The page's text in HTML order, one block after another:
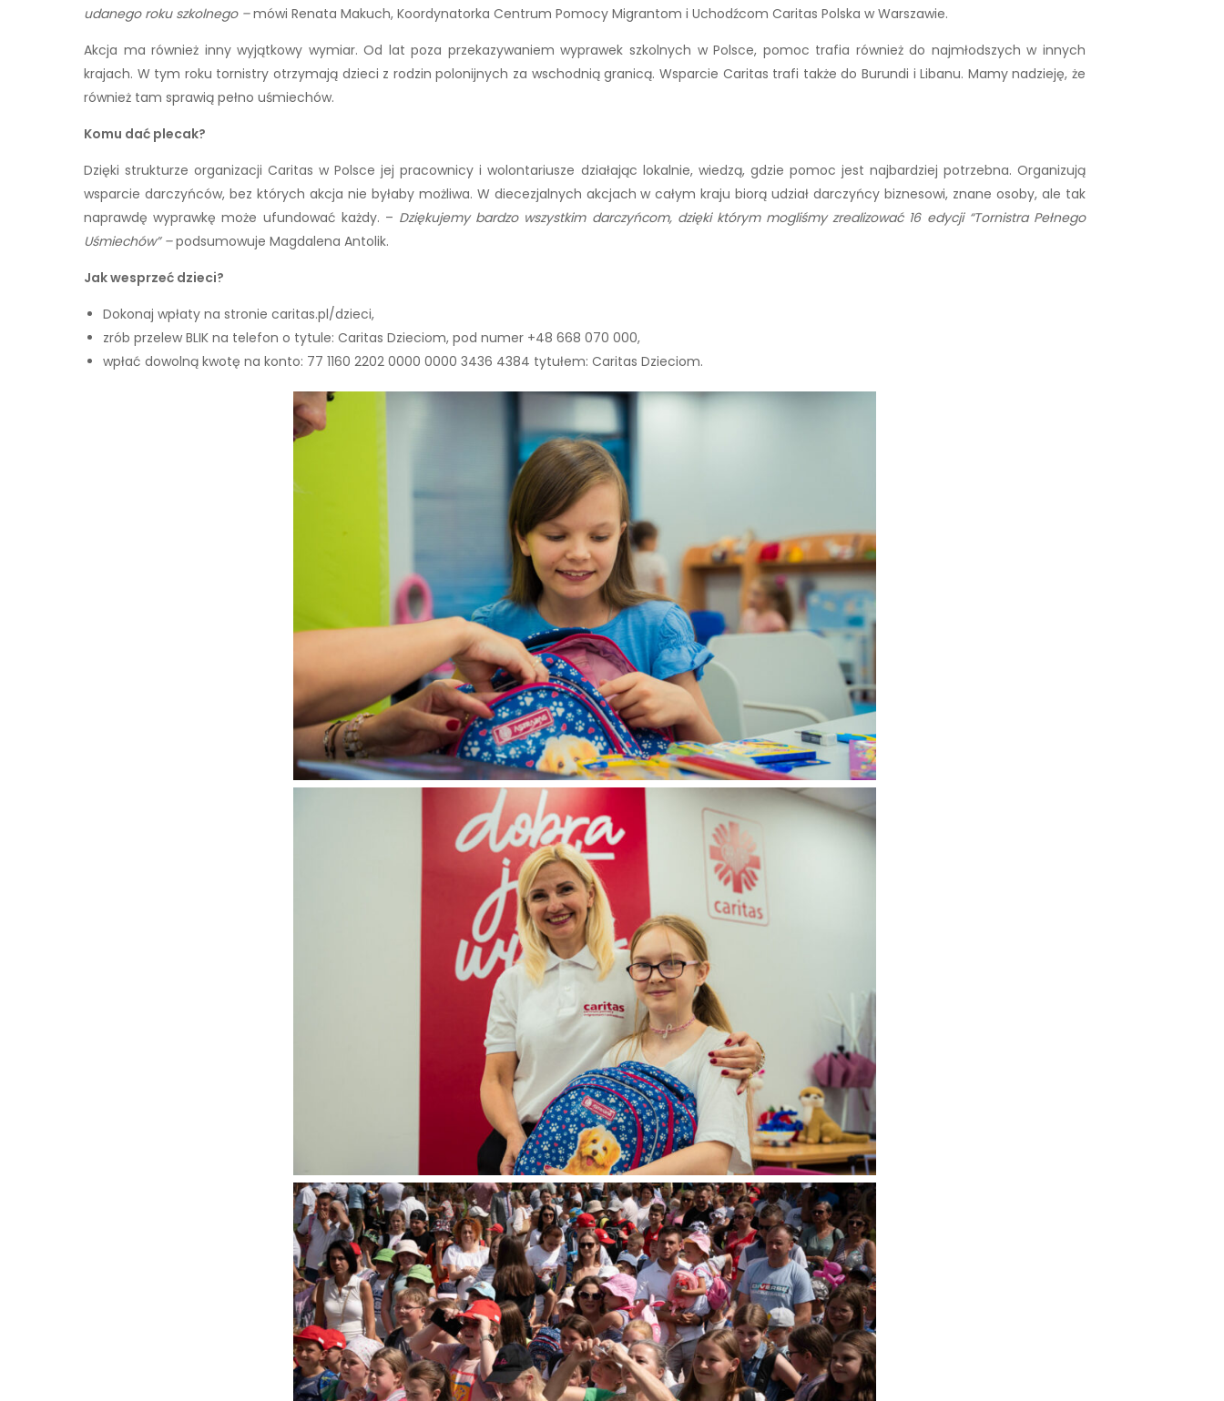
udanego roku szkolnego –mówi Renata Makuch, Koordynatorka Centrum Pomocy Migrantom i Uchodźcom Caritas Polska w Warszawie.
Akcja ma również inny wyjątkowy wymiar. Od lat poza przekazywaniem wyprawek szkolnych w Polsce, pomoc trafia również do najmłodszych w innych
krajach. W tym roku tornistry otrzymają dzieci z rodzin polonijnych za wschodnią granicą. Wsparcie Caritas trafi także do Burundi i Libanu. Mamy nadzieję, że
również tam sprawią pełno uśmiechów.
Komu dać plecak?
Dzięki strukturze organizacji Caritas w Polsce jej pracownicy i wolontariusze działając lokalnie, wiedzą, gdzie pomoc jest najbardziej potrzebna. Organizują
wsparcie darczyńców, bez których akcja nie byłaby możliwa. W diecezjalnych akcjach w całym kraju biorą udział darczyńcy biznesowi, znane osoby, ale tak
naprawdę wyprawkę może ufundować każdy. – Dziękujemy bardzo wszystkim darczyńcom, dzięki którym mogliśmy zrealizować 16 edycji “Tornistra Pełnego
Uśmiechów” –podsumowuje Magdalena Antolik.
Jak wesprzeć dzieci?
Dokonaj wpłaty na stronie caritas.pl/dzieci,
zrób przelew BLIK na telefon o tytule: Caritas Dzieciom, pod numer +48 668 070 000,
wpłać dowolną kwotę na konto: 77 1160 2202 0000 0000 3436 4384 tytułem: Caritas Dzieciom.